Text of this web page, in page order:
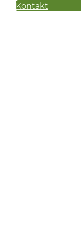
Kontakt